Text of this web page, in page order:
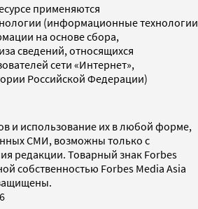
применяются
(информационные технологии
на основе сбора,
сведений, относящихся
сети «Интернет»,
Российской Федерации)
и использование их в любой форме,
СМИ, возможны только с
редакции. Товарный знак Forbes
собственностью Forbes Media Asia